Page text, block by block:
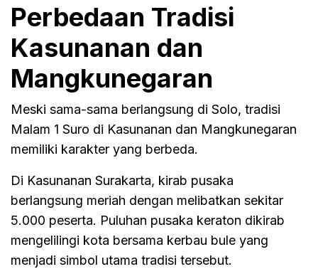
Perbedaan Tradisi
Kasunanan dan
Mangkunegaran
Meski sama-sama berlangsung di Solo, tradisi
Malam 1 Suro di Kasunanan dan Mangkunegaran
memiliki karakter yang berbeda.
Di Kasunanan Surakarta, kirab pusaka
berlangsung meriah dengan melibatkan sekitar
5.000 peserta. Puluhan pusaka keraton dikirab
mengelilingi kota bersama kerbau bule yang
menjadi simbol utama tradisi tersebut.